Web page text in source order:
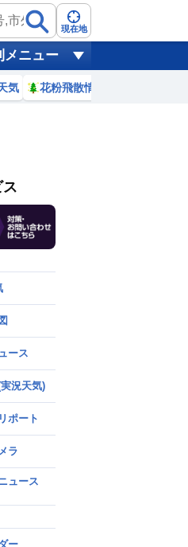
現在地
メニュー
気 花粉飛散情報
ース
況天気)
ポート
ラ
ュース
ー